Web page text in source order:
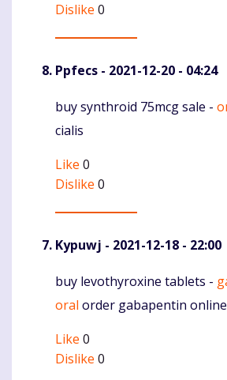
Dislike 0
Ppfecs - 2021-12-20 - 04:24
Komentaras
buy synthroid 75mcg sale -
cialis
Like 0
Dislike 0
Kypuwj - 2021-12-18 - 22:00
Komentaras
buy levothyroxine tablets -
oral order gabapentin online
Like 0
Dislike 0